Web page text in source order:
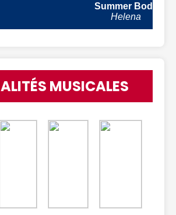
Summer Body
Helena
MUSICALES